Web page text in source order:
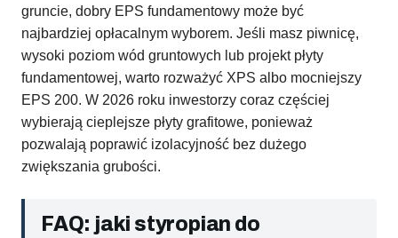
gruncie, dobry EPS fundamentowy może być
najbardziej opłacalnym wyborem. Jeśli masz piwnicę,
wysoki poziom wód gruntowych lub projekt płyty
fundamentowej, warto rozważyć XPS albo mocniejszy
EPS 200. W 2026 roku inwestorzy coraz częściej
wybierają cieplejsze płyty grafitowe, ponieważ
pozwalają poprawić izolacyjność bez dużego
zwiększania grubości.
FAQ: jaki styropian do